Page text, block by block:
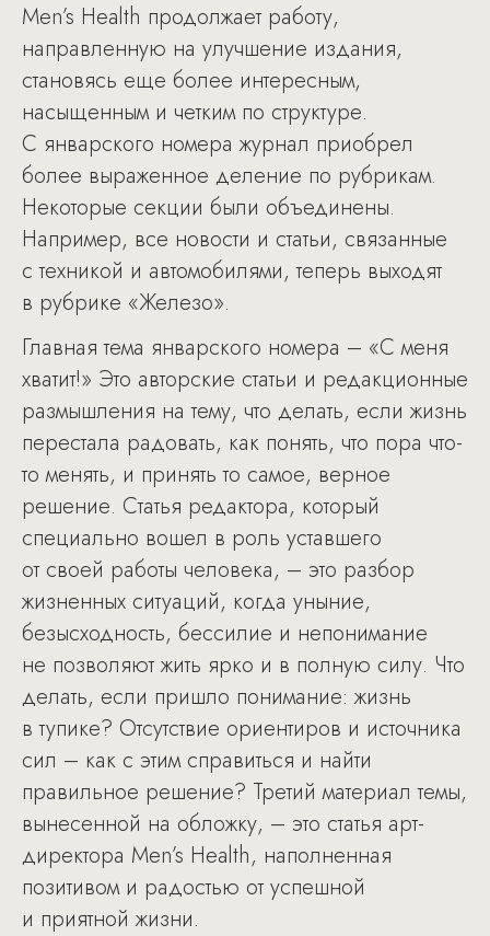
Men’s Health продолжает работу,
направленную на улучшение издания,
становясь еще более интересным,
насыщенным и четким по структуре.
С январского номера журнал приобрел
более выраженное деление по рубрикам.
Некоторые секции были объединены.
Например, все новости и статьи, связанные
с техникой и автомобилями, теперь выходят
в рубрике «Железо».
Главная тема январского номера – «С меня
хватит!» Это авторские статьи и редакционные
размышления на тему, что делать, если жизнь
перестала радовать, как понять, что пора что-
то менять, и принять то самое, верное
решение. Статья редактора, который
специально вошел в роль уставшего
от своей работы человека, – это разбор
жизненных ситуаций, когда уныние,
безысходность, бессилие и непонимание
не позволяют жить ярко и в полную силу. Что
делать, если пришло понимание: жизнь
в тупике? Отсутствие ориентиров и источника
сил – как с этим справиться и найти
правильное решение? Третий материал темы,
вынесенной на обложку, – это статья арт-
директора Men’s Health, наполненная
позитивом и радостью от успешной
и приятной жизни.